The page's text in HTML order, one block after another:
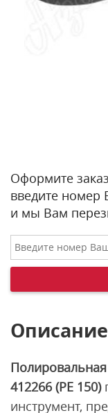
Оформите
введите номер
и мы Вам
412266 (PE 150)
инструмент,